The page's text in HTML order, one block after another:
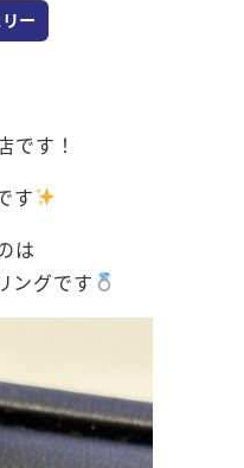
ー
です！
す
は
ングです